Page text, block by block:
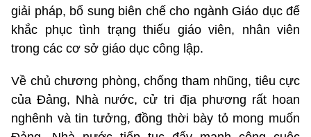
giải pháp, bổ sung biên chế cho ngành Giáo dục để
khắc phục tình trạng thiếu giáo viên, nhân viên
trong các cơ sở giáo dục công lập.
Về chủ chương phòng, chống tham nhũng, tiêu cực
của Đảng, Nhà nước, cử tri địa phương rất hoan
nghênh và tin tưởng, đồng thời bày tỏ mong muốn